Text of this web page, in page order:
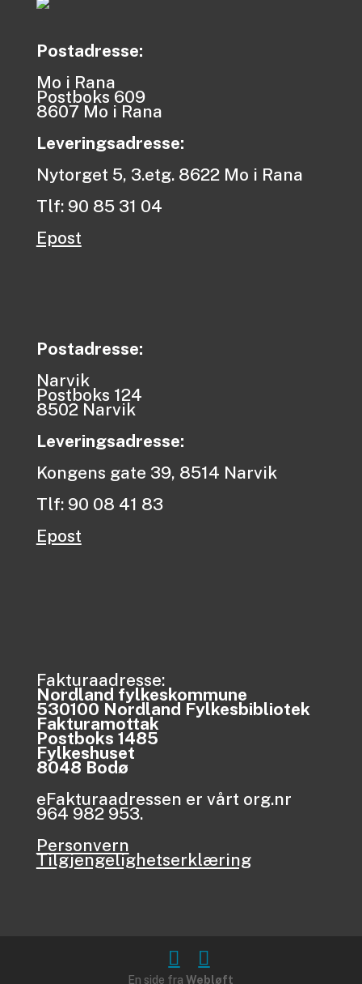
Postadresse:
Mo i Rana
Postboks 609
8607 Mo i Rana
Leveringsadresse:
Nytorget 5, 3.etg. 8622 Mo i Rana
Tlf: 90 85 31 04
Epost
Postadresse:
Narvik
Postboks 124
8502 Narvik
Leveringsadresse:
Kongens gate 39, 8514 Narvik
Tlf: 90 08 41 83
Epost
Fakturaadresse:
Nordland fylkeskommune
530100 Nordland Fylkesbibliotek
Fakturamottak
Postboks 1485
Fylkeshuset
8048 Bodø
eFakturaadressen er vårt org.nr
964 982 953.
Personvern
Tilgjengelighetserklæring
En side fraWebløft